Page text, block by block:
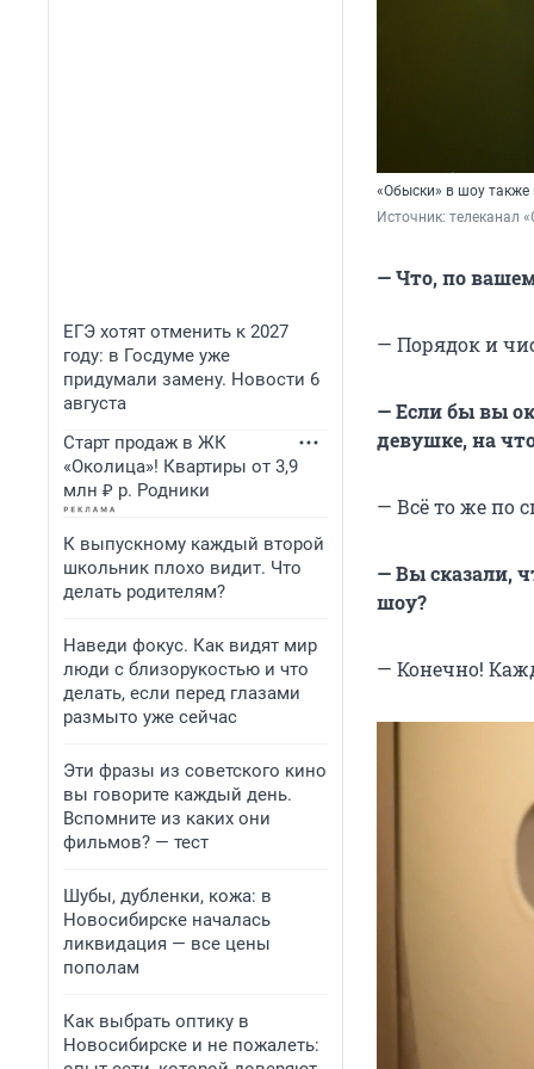
ЕГЭ хотят отменить к 2027
году: в Госдуме уже
придумали замену. Новости 6
августа
Старт продаж в ЖК
«Околица»! Квартиры от 3,9
млн ₽ р. Родники
К выпускному каждый второй
школьник плохо видит. Что
делать родителям?
Наведи фокус. Как видят мир
люди с близорукостью и что
делать, если перед глазами
размыто уже сейчас
Эти фразы из советского кино
вы говорите каждый день.
Вспомните из каких они
фильмов? — тест
Шубы, дубленки, кожа: в
Новосибирске началась
ликвидация — все цены
пополам
Как выбрать оптику в
Новосибирске и не пожалеть:
«Обыски» в шоу
Источник: телеканал
— Что, по
— Порядок и
— Если бы вы
девушке, на
— Всё то же по
— Вы сказали,
шоу?
— Конечно!